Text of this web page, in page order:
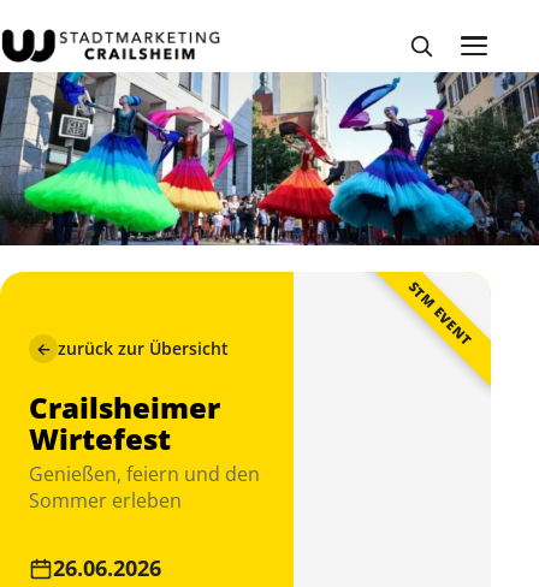
← zurück zur Übersicht
Crailsheimer
Wirtefest
Genießen, feiern und den
Sommer erleben
26.06.2026
STM EVENT